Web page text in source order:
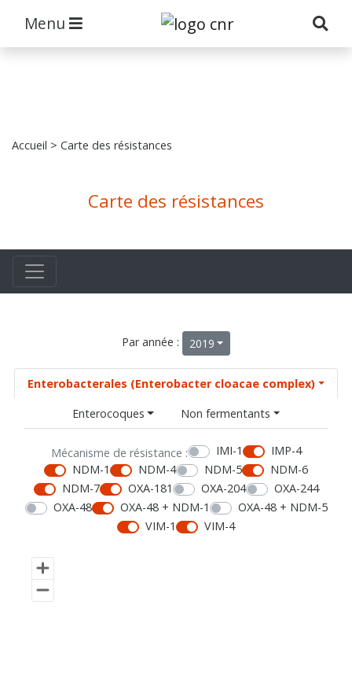
Menu
Accueil > Carte des résistances
Carte des résistances
Par année : 2019
Enterobacterales (Enterobacter cloacae complex)
Enterocoques
Non fermentants
Mécanisme de résistance : IMI-1
IMP-4
NDM-1
NDM-4 NDM-5
NDM-6
NDM-7
OXA-181 OXA-204
OXA-244
OXA-48
OXA-48 + NDM-1
OXA-48 + NDM-5
VIM-1
VIM-4